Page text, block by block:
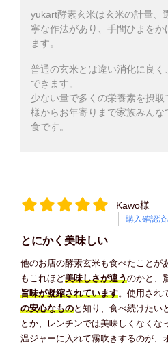
yukart酵素玄米は玄米の計量、
寧な作法があり、手間ひまを
ます。
普通の玄米とは違い消化に良
できます。
少ない量で多くの栄養素を摂
様からお年寄りまで家族みん
食です。
Kawo様
購入確認
とにかく美味しい
他のお店の酵素玄米も食べたことが
もこれほど美味しさが違うのかと、
旨味が凝縮されています。使用され
の安心なものと知り、食べ続けたい
とか、レンチンでは美味しくなくな
温ジャーに入れて霧吹きするのが、